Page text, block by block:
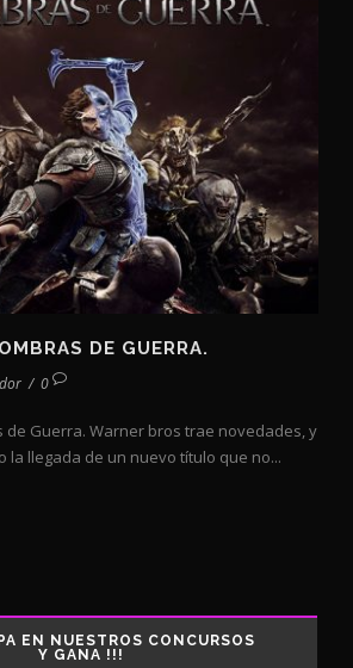
DE GUERRA.
/ 0
de Guerra. Warner bros trae novedades, y
la llegada de un nuevo título que no...
EN NUESTROS CONCURSOS
Y GANA !!!